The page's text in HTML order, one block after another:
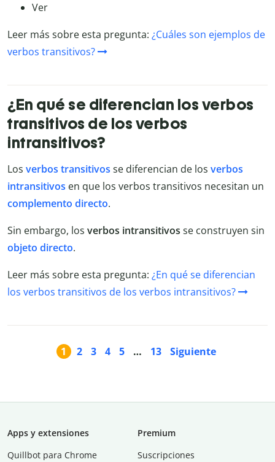
Ver
Leer más sobre esta pregunta: ¿Cuáles son ejemplos de
verbos transitivos?
¿En qué se diferencian los verbos
transitivos de los verbos
intransitivos?
Los verbos transitivos se diferencian de los verbos
intransitivos en que los verbos transitivos necesitan un
complemento directo.
Sin embargo, los verbos intransitivos se construyen sin
objeto directo.
Leer más sobre esta pregunta: ¿En qué se diferencian
los verbos transitivos de los verbos intransitivos?
1 2 3 4 5 … 13 Siguiente
Apps y extensiones
Quillbot para Chrome
Premium
Suscripciones